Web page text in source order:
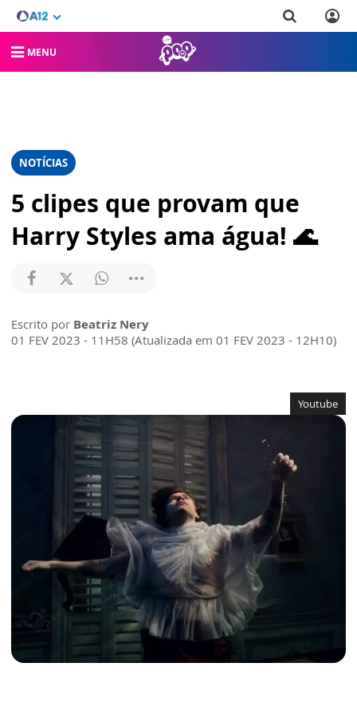
MENU
NOTÍCIAS
5 clipes que provam que
Harry Styles ama água! 🌊
Escrito por Beatriz Nery
01 FEV 2023 - 11H58 (Atualizada em 01 FEV 2023 - 12H10)
Youtube